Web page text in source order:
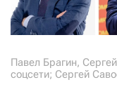
Павел Брагин,
соцсети; Сергей